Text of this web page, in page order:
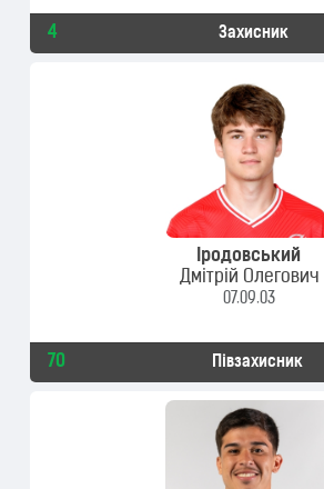
4 Захисник
Іродовський
Дмітрій Олегович
07.09.03
70 Півзахисник